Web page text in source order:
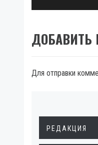
ДОБАВИТЬ
Для отправки
РЕДАКЦИЯ